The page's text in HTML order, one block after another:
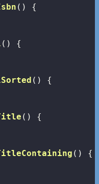
()
{
()
{
()
{
()
{
()
{